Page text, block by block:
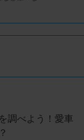
調べよう！愛車